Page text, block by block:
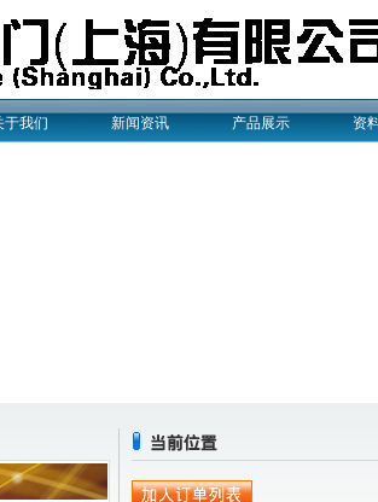
于我们 新闻资讯 产品展示
资